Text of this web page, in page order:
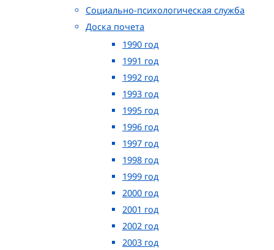
Социально-психологическая служба
Доска почета
1990 год
1991 год
1992 год
1993 год
1995 год
1996 год
1997 год
1998 год
1999 год
2000 год
2001 год
2002 год
2003 год